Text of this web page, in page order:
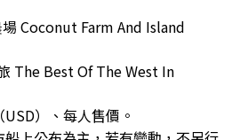
Coconut Farm And Island
The Best Of The West In
）、每人售價。